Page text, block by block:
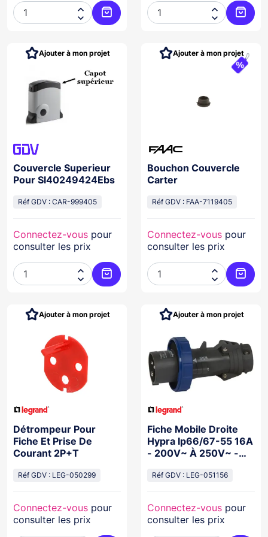


Ajouter au panier


Couvercle Superieur
Pour Sl40249424Ebs
Réf GDV : CAR-999405
Connectez-vous pour
consulter les prix


Ajouter au panier
Ajouter à mon projet
Bouchon Couvercle
Carter
Réf GDV : FAA-7119405
Connectez-vous pour
consulter les prix


Ajouter à mon projet
Détrompeur Pour
Fiche Et Prise De
Courant 2P+T
Réf GDV : LEG-050299
Connectez-vous pour
consulter les prix
Ajouter à mon projet
Fiche Mobile Droite
Hypra Ip66/67-55 16A
- 200V~ À 250V~ -
Réf GDV : LEG-051156
Connectez-vous pour
consulter les prix
Ajouter à mon projet